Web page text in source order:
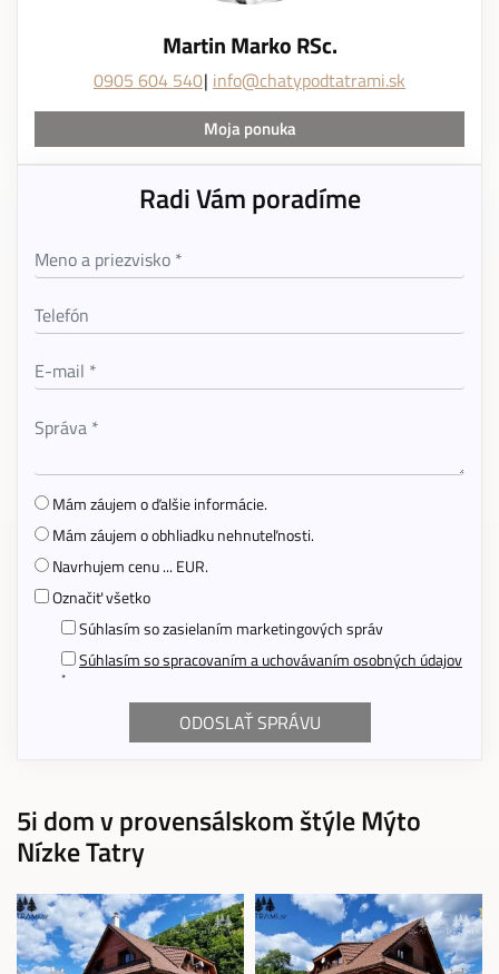
5i dom v provensálskom štýle Mýto
Nízke Tatry
Martin Marko RSc.
0905 604 540 info@chatypodtatrami.sk
Moja ponuka
Radi Vám poradíme
Mám záujem o ďalšie informácie.
Mám záujem o obhliadku nehnuteľnosti.
Navrhujem cenu ... EUR.
Označiť všetko
Súhlasím so zasielaním marketingových správ
Súhlasím so spracovaním a uchovávaním osobných údajov
*